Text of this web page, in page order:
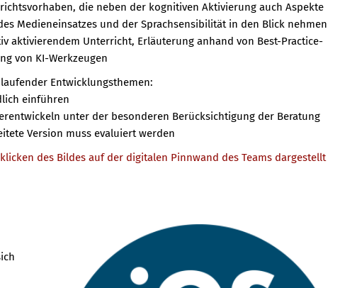
die neben der kognitiven Aktivierung auch Aspekte
Medieneinsatzes und der Sprachsensibilität in den Blick nehmen
aktivierendem Unterricht, Erläuterung anhand von Best-Practice-
von KI-Werkzeugen
Entwicklungsthemen:
einführen
unter der besonderen Berücksichtigung der Beratung
Version muss evaluiert werden
des Bildes auf der digitalen Pinnwand des Teams dargestellt